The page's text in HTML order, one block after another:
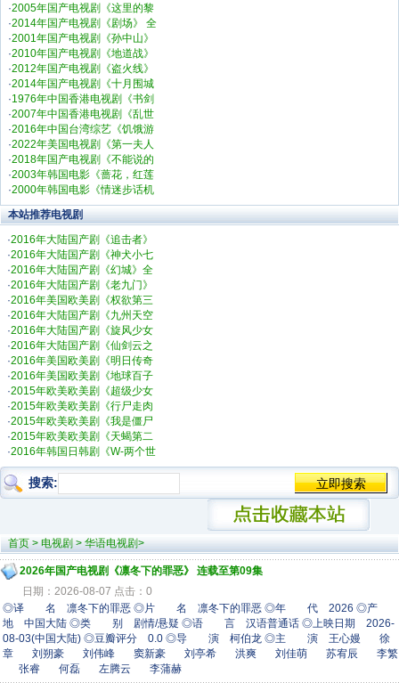
·2005年国产电视剧《这里的黎
·2014年国产电视剧《剧场》 全
·2001年国产电视剧《孙中山》
·2010年国产电视剧《地道战》
·2012年国产电视剧《盗火线》
·2014年国产电视剧《十月围城
·1976年中国香港电视剧《书剑
·2007年中国香港电视剧《乱世
·2016年中国台湾综艺《饥饿游
·2022年美国电视剧《第一夫人
·2018年国产电视剧《不能说的
·2003年韩国电影《蔷花，红莲
·2000年韩国电影《情迷步话机
本站推荐电视剧
·2016年大陆国产剧《追击者》
·2016年大陆国产剧《神犬小七
·2016年大陆国产剧《幻城》全
·2016年大陆国产剧《老九门》
·2016年美国欧美剧《权欲第三
·2016年大陆国产剧《九州天空
·2016年大陆国产剧《旋风少女
·2016年大陆国产剧《仙剑云之
·2016年美国欧美剧《明日传奇
·2016年美国欧美剧《地球百子
·2015年欧美欧美剧《超级少女
·2015年欧美欧美剧《行尸走肉
·2015年欧美欧美剧《我是僵尸
·2015年欧美欧美剧《天蝎第二
·2016年韩国日韩剧《W-两个世
搜索:
首页>电视剧>华语电视剧>
2026年国产电视剧《凛冬下的罪恶》 连载至第09集
日期：2026-08-07 点击：0
◎译 名 凛冬下的罪恶 ◎片 名 凛冬下的罪恶 ◎年 代 2026 ◎产
地 中国大陆 ◎类 别 剧情/悬疑 ◎语 言 汉语普通话 ◎上映日期 2026-
08-03(中国大陆) ◎豆瓣评分 0.0 ◎导 演 柯伯龙 ◎主 演 王心嫚 徐
章 刘朔豪 刘伟峰 窦新豪 刘亭希 洪爽 刘佳萌 苏宥辰 李繁
张睿 何磊 左腾云 李蒲赫